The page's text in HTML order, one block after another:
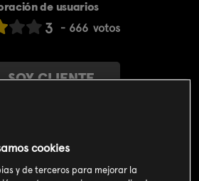
de usuarios
3 666 votos
SOY CLIENTE
y Series 4,99€
cookies
y de terceros para mejorar la